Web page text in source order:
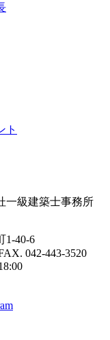
一級建築士事務所
1-40-6
042-443-3520